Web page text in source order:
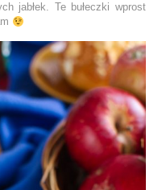
jabłek. Te bułeczki wprost